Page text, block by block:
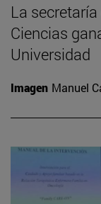
La
Ciencias
Universidad
Imagen Manuel